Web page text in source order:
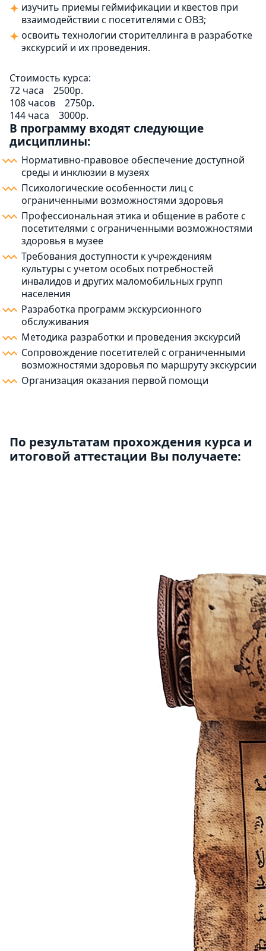
изучить приемы геймификации и квестов при
взаимодействии с посетителями с ОВЗ;
освоить технологии сторителлинга в разработке
экскурсий и их проведения.
Стоимость курса:
72 часа
2500р.
108 часов
2750р.
144 часа
3000р.
В программу входят следующие
дисциплины:
Нормативно-правовое обеспечение доступной
среды и инклюзии в музеях
Психологические особенности лиц с
ограниченными возможностями здоровья
Профессиональная этика и общение в работе с
посетителями с ограниченными возможностями
здоровья в музее
Требования доступности к учреждениям
культуры с учетом особых потребностей
инвалидов и других маломобильных групп
населения
Разработка программ экскурсионного
обслуживания
Методика разработки и проведения экскурсий
Сопровождение посетителей с ограниченными
возможностями здоровья по маршруту экскурсии
Организация оказания первой помощи
По результатам прохождения курса и
итоговой аттестации Вы получаете: